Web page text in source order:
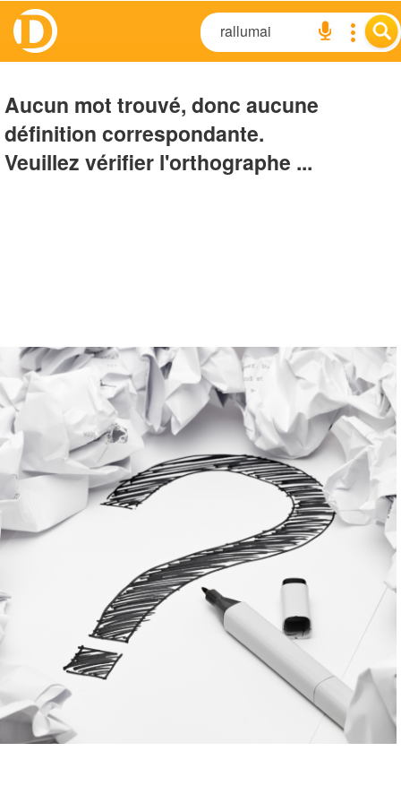
Aucun mot trouvé, donc aucune
définition correspondante.
Veuillez vérifier l'orthographe ...